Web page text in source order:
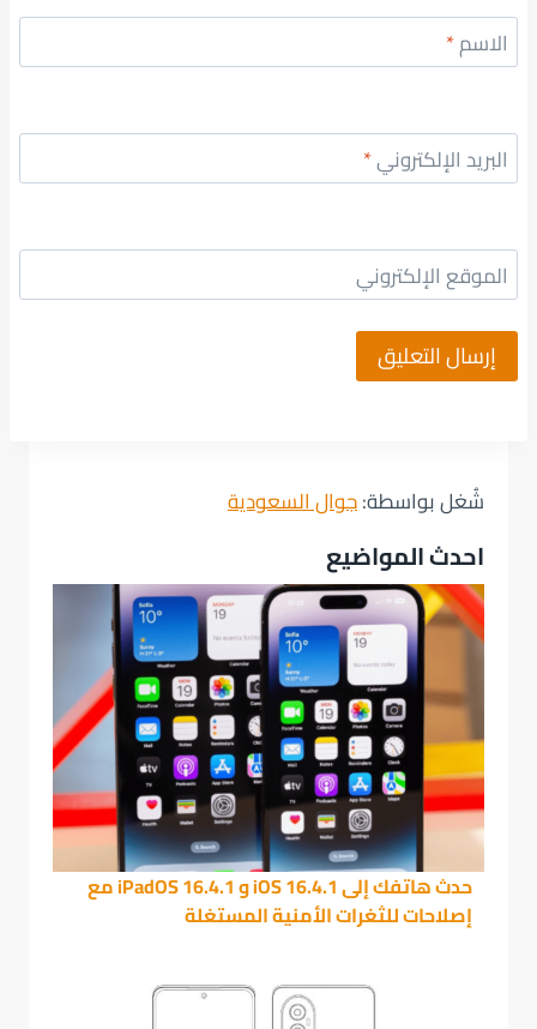
الاسم*
البريد الإلكتروني*
الموقع الإلكتروني
شُغل بواسطة:جوال السعودية
احدث المواضيع
حدث هاتفك إلى iOS 16.4.1 و iPadOS 16.4.1 مع
إصلاحات للثغرات الأمنية المستغلة